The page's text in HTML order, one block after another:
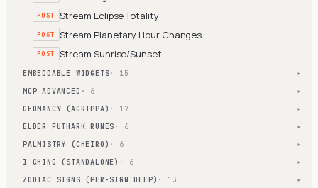
POST Stream Eclipse Totality
POST Stream Planetary Hour Changes
POST Stream Sunrise/Sunset
EMBEDDABLE WIDGETS· 15 ▾
MCP ADVANCED · 6 ▾
GEOMANCY (AGRIPPA) · 17 ▾
ELDER FUTHARK RUNES · 6 ▾
PALMISTRY (CHEIRO) · 6 ▾
I CHING (STANDALONE) · 6 ▾
ZODIAC SIGNS (PER-SIGN DEEP) · 13 ▾